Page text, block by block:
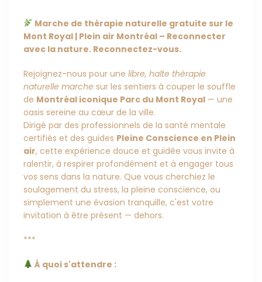
Marche de thérapie naturelle gratuite sur le
Mont Royal | Plein air Montréal – Reconnecter
avec la nature. Reconnectez-vous.
Rejoignez-nous pour une libre, halte thérapie
naturelle marche sur les sentiers à couper le souffle
de Montréal iconique Parc du Mont Royal — une
oasis sereine au cœur de la ville.
Dirigé par des professionnels de la santé mentale
certifiés et des guides Pleine Conscience en Plein
air, cette expérience douce et guidée vous invite à
ralentir, à respirer profondément et à engager tous
vos sens dans la nature. Que vous cherchiez le
soulagement du stress, la pleine conscience, ou
simplement une évasion tranquille, c'est votre
invitation à être présent — dehors.
***
À quoi s'attendre :